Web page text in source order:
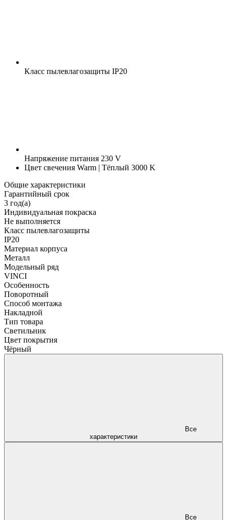
Класс пылевлагозащиты IP20
Напряжение питания 230 V
Цвет свечения Warm | Тёплый 3000 K
Общие характеристики
Гарантийный срок
3 год(а)
Индивидуальная покраска
Не выполняется
Класс пылевлагозащиты
IP20
Материал корпуса
Металл
Модельный ряд
VINCI
Особенность
Поворотный
Способ монтажа
Накладной
Тип товара
Светильник
Цвет покрытия
Чёрный
характеристики